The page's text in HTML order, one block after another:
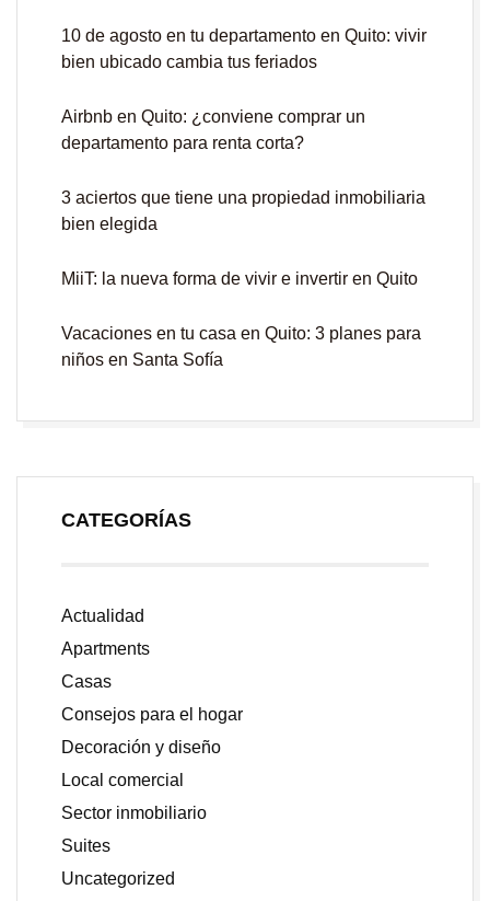
10 de agosto en tu departamento en Quito: vivir
bien ubicado cambia tus feriados
Airbnb en Quito: ¿conviene comprar un
departamento para renta corta?
3 aciertos que tiene una propiedad inmobiliaria
bien elegida
MiiT: la nueva forma de vivir e invertir en Quito
Vacaciones en tu casa en Quito: 3 planes para
niños en Santa Sofía
CATEGORÍAS
Actualidad
Apartments
Casas
Consejos para el hogar
Decoración y diseño
Local comercial
Sector inmobiliario
Suites
Uncategorized